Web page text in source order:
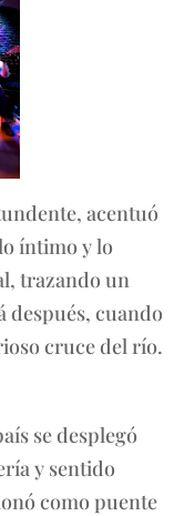
acentuó
íntimo y lo
trazando un
después, cuando
cruce del río.
se desplegó
y sentido
como puente